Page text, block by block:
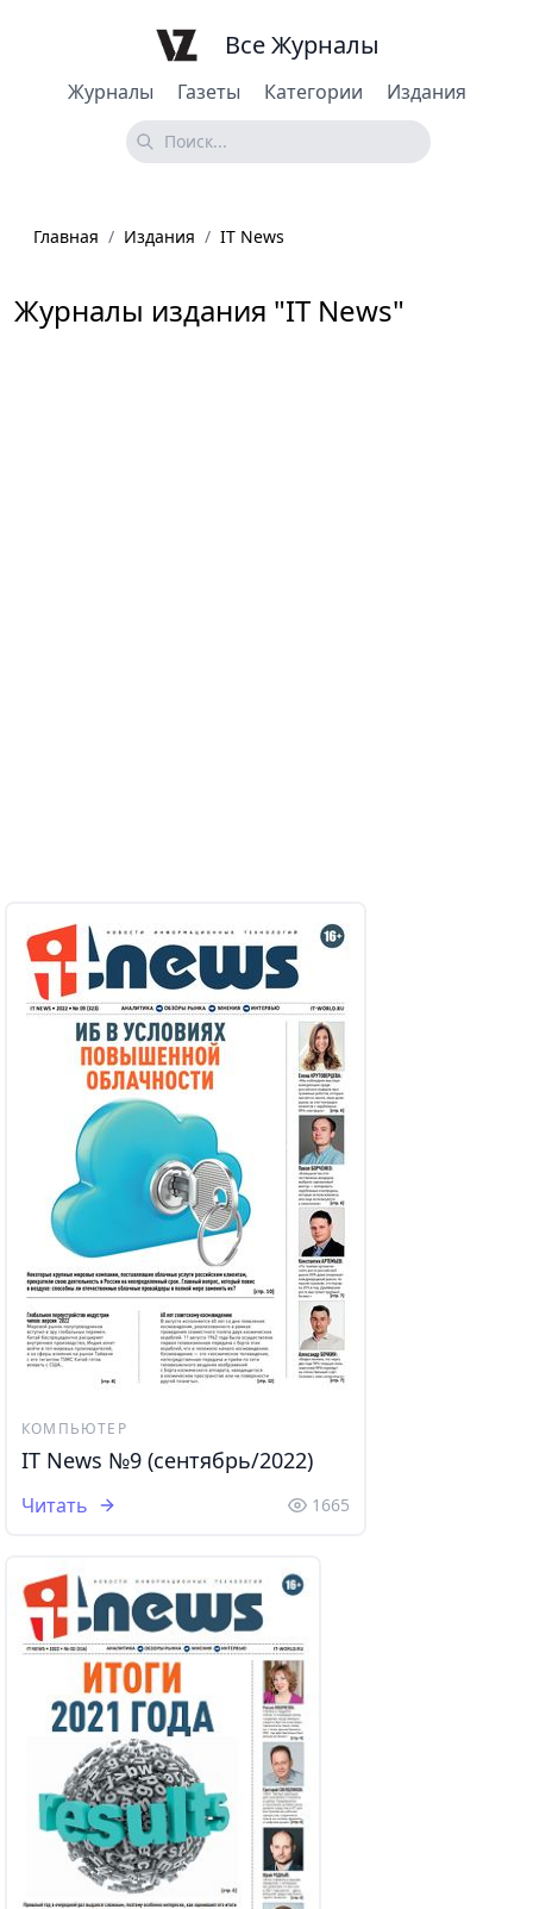
Журналы Газеты Категории Издания
Все Журналы
Главная / Издания / IT News
Журналы издания "IT News"
КОМПЬЮТЕР
IT News №9 (сентябрь/2022)
Читать 1665